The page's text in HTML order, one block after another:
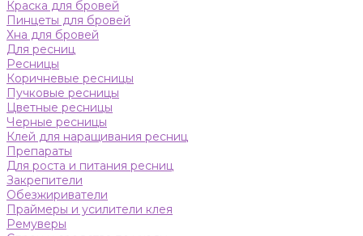
Краска для бровей
Пинцеты для бровей
Хна для бровей
Для ресниц
Ресницы
Коричневые ресницы
Пучковые ресницы
Цветные ресницы
Черные ресницы
Клей для наращивания ресниц
Препараты
Для роста и питания ресниц
Закрепители
Обезжириватели
Праймеры и усилители клея
Ремуверы